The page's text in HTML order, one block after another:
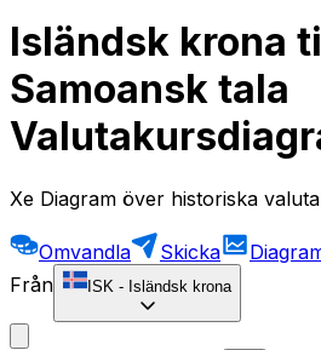
Isländsk krona
Samoansk tala
Xe Diagram över historiska
Omvandla Skicka
Från
ISK - Isländsk krona